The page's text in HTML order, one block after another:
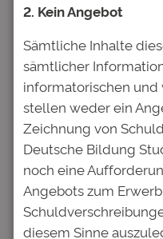
weniger.
„Neben einer
warum sich
schon in jungen
ist es wichtig,
über das
Studiums zu
ständigen Wandel
gesellschaftliche
vorzubereiten“,
2. Kein Angebot
Sämtliche Inhalte
sämtlicher
informatorischen
stellen weder ein
Zeichnung von
Deutsche Bildung
noch eine
Angebots zum
diesem Sinne